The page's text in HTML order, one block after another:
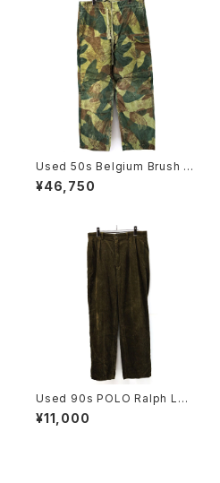
Used 50s Belgium Brush S
troke Camo Military Pants
Size W38 L31 古着
¥46,750
Used 90s POLO Ralph Lau
ren ANDREW PANT Thick R
idge Olive Corduroy Pants
¥11,000